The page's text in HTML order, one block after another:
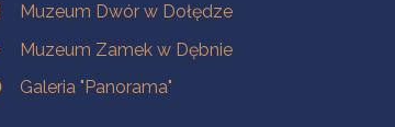
Muzeum Dwór w Dołędze
Muzeum Zamek w Dębnie
Galeria "Panorama"